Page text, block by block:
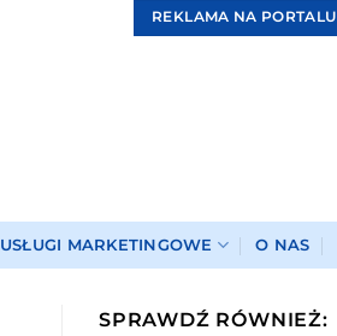
REKLAMA NA PORTALU
USŁUGI MARKETINGOWE O NAS
SPRAWDŹ RÓWNIEŻ: